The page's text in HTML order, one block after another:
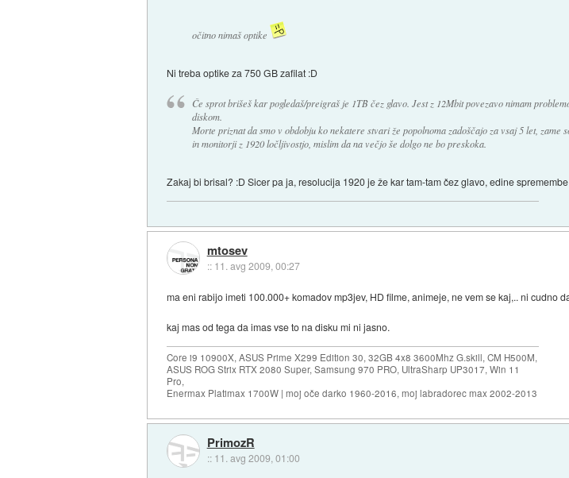
očitno nimaš optike
Ni treba optike za 750 GB zafilat :D
Če sprot brišeš kar pogledaš/preigraš je 1TB čez glavo. Jest z 12Mbit povezavo nimam
diskom.
Morte priznat da smo v obdobju ko nekatere stvari že popolnoma zadoščajo za vsaj 5 let, zame
in monitorji z 1920 ločljivostjo, mislim da na večjo še dolgo ne bo preskoka.
Zakaj bi brisal? :D Sicer pa ja, resolucija 1920 je že kar tam-tam čez glavo, edine
mtosev
:: 11. avg 2009, 00:27
ma eni rabijo imeti 100.000+ komadov mp3jev, HD filme, animeje, ne vem se kaj,.. ni cudno
kaj mas od tega da imas vse to na disku mi ni jasno.
Core i9 10900X, ASUS Prime X299 Edition 30, 32GB 4x8 3600Mhz G.skill, CM H500M,
ASUS ROG Strix RTX 2080 Super, Samsung 970 PRO, UltraSharp UP3017, Win 11
Pro,
Enermax Platimax 1700W | moj oče darko 1960-2016, moj labradorec max 2002-2013
PrimozR
:: 11. avg 2009, 01:00